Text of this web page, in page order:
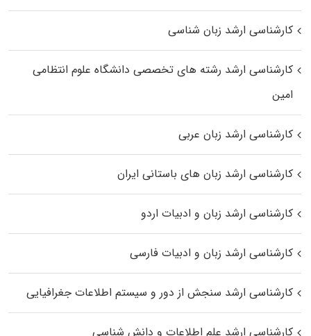
کارشناسی ارشد زبان شناسی
کارشناسی ارشد رﺷﺘﻪ ﻫﺎی تخصصی داﻧﺸﮕﺎه ﻋﻠﻮم انتظامی
اﻣﻴﻦ
کارشناسی ارشد زبان عربی
کارشناسی ارشد زبان‌ های باستانی ایران
کارشناسی ارشد زبان و ادبیات اردو
کارشناسی ارشد زبان و ادبیات فارسی
کارشناسی ارشد سنجش از دور و سیستم اطلاعات جغرافیایی
کارشناسی ارشد علم اطلاعات و دانش شناسی